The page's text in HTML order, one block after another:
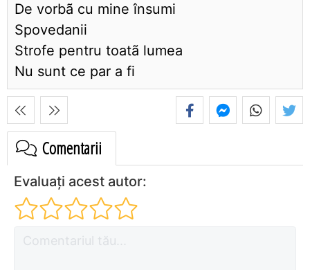
De vorbã cu mine însumi
Spovedanii
Strofe pentru toatã lumea
Nu sunt ce par a fi
Comentarii
Evaluați acest autor: